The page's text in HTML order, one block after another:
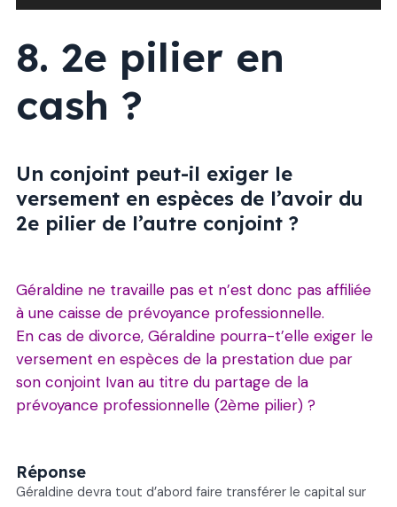
8. 2e pilier en
cash ?
Un conjoint peut-il exiger le
versement en espèces de l’avoir du
2e pilier de l’autre conjoint ?
Géraldine ne travaille pas et n’est donc pas affiliée
à une caisse de prévoyance professionnelle.
En cas de divorce, Géraldine pourra-t’elle exiger le
versement en espèces de la prestation due par
son conjoint Ivan au titre du partage de la
prévoyance professionnelle (2ème pilier) ?
Réponse
Géraldine devra tout d’abord faire transférer le capital sur